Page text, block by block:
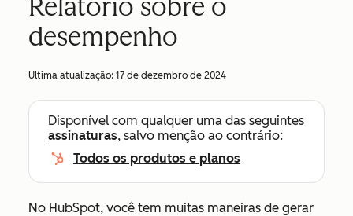
Relatório sobre o
desempenho
Ultima atualização: 17 de dezembro de 2024
Disponível com qualquer uma das seguintes
assinaturas, salvo menção ao contrário:
Todos os produtos e planos
No HubSpot, você tem muitas maneiras de gerar